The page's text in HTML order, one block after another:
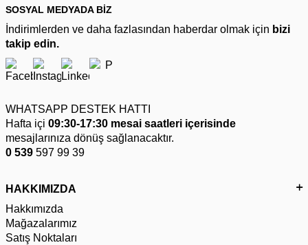
SOSYAL MEDYADA BİZ
İndirimlerden ve daha fazlasından haberdar olmak için bizi
takip edin.
WHATSAPP DESTEK HATTI
Hafta içi 09:30-17:30 mesai saatleri içerisinde
mesajlarınıza dönüş sağlanacaktır.
0 539 597 99 39
HAKKIMIZDA
Hakkımızda
Mağazalarımız
Satış Noktaları